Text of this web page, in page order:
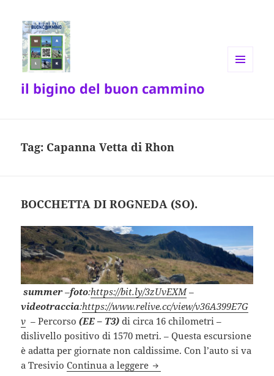
il bigino del buon cammino
Tag: Capanna Vetta di Rhon
BOCCHETTA DI ROGNEDA (SO).
summer –foto:https://bit.ly/3zUvEXM –
videotraccia:https://www.relive.cc/view/v36A399E7G
v – Percorso (EE – T3)di circa 16 chilometri –
dislivello positivo di 1570 metri. – Questa escursione
è adatta per giornate non caldissime. Con l’auto si va
a TresivioContinua a leggere BOCCHETTA DI ROGNEDA